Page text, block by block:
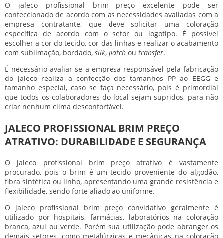
O jaleco profissional brim preço excelente pode ser
confeccionado de acordo com as necessidades avaliadas com a
empresa contratante, que deve solicitar uma coloração
específica de acordo com o setor ou logotipo. É possível
escolher a cor do tecido, cor das linhas e realizar o acabamento
com sublimação, bordado, silk, patch ou transfer.
É necessário avaliar se a empresa responsável pela fabricação
do jaleco realiza a confecção dos tamanhos PP ao EEGG e
tamanho especial, caso se faça necessário, pois é primordial
que todos os colaboradores do local sejam supridos, para não
criar nenhum clima desconfortável.
JALECO PROFISSIONAL BRIM PREÇO
ATRATIVO: DURABILIDADE E SEGURANÇA
O jaleco profissional brim preço atrativo é vastamente
procurado, pois o brim é um tecido proveniente do algodão,
fibra sintética ou linho, apresentando uma grande resistência e
flexibilidade, sendo forte aliado ao uniforme.
O jaleco profissional brim preço convidativo geralmente é
utilizado por hospitais, farmácias, laboratórios na coloração
branca, azul ou verde. Porém sua utilização pode abranger os
demais setores, como metalúrgicas e mecânicas na coloração